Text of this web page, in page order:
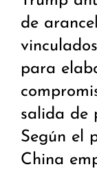
de
para
salida de
Según el
China